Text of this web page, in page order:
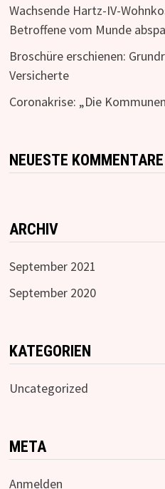
Wachsende Hartz-IV-
Betroffene vom Munde
Broschüre erschienen:
Versicherte
Coronakrise: „Die
NEUESTE KOMMENTARE
ARCHIV
September 2021
September 2020
KATEGORIEN
Uncategorized
META
Anmelden